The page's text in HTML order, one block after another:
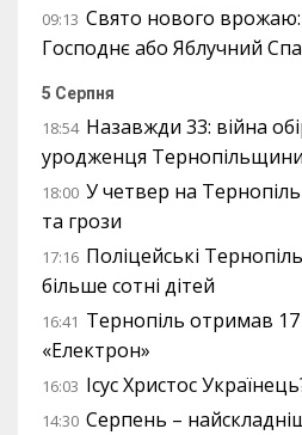
09:13 Свято нового
Господнє або Яблучний
5 Серпня
18:54 Назавжди 33: війна
уродженця
18:00 У четвер на
та грози
17:16 Поліцейські
більше сотні дітей
16:41 Тернопіль отримав
«Електрон»
16:03 Ісус Христос
14:30 Серпень –